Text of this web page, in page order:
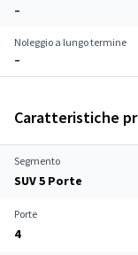
–
Noleggio a lungo termine
–
Caratteristiche
Segmento
SUV 5 Porte
Porte
4